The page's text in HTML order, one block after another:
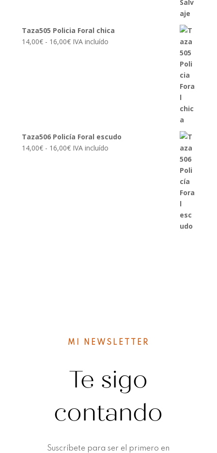
Taza505 Policia Foral chica
14,00€ - 16,00€Rango
IVA incluído
Taza506 Policía Foral escudo
14,00€ - 16,00€Rango
IVA incluído
MI NEWSLETTER
Te sigo
contando
Suscríbete para ser el primero en